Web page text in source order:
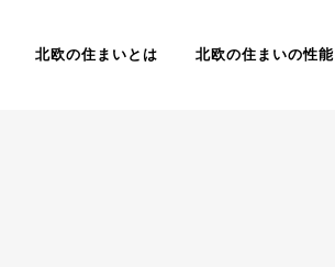
北欧の住まいとは 北欧の住まいの性能